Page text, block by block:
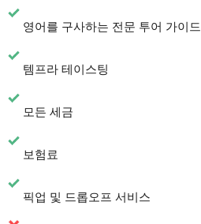
영어를 구사하는 전문 투어 가이드
템프라 테이스팅
모든 세금
보험료
픽업 및 드롭오프 서비스